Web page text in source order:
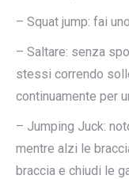
– Squat jump: fai
– Saltare: senza
stessi correndo
continuamente per
– Jumping Juck:
mentre alzi le
braccia e chiudi le